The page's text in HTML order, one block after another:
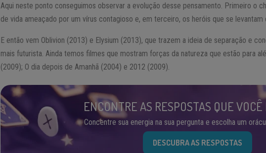
Aqui neste ponto conseguimos observar a evolução desse pensamento. Primeiro o
de vida ameaçado por um vírus contagioso e, em terceiro, os heróis que se
E então vem Oblivion (2013) e Elysium (2013), que trazem a ideia de separação e
mais futurista. Ainda temos filmes que mostram forças da natureza que estão para
(2009); O dia depois de Amanhã (2004) e 2012 (2009).
ENCONTRE AS RESPOSTAS QUE VOCÊ
Concentre sua energia na sua pergunta e escolha um
DESCUBRA AS RESPOSTAS